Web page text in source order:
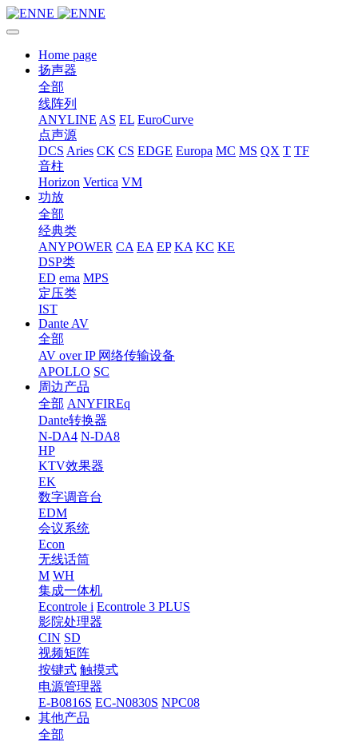
Home page
扬声器
全部
线阵列
ANYLINE AS EL EuroCurve
点声源
DCS Aries CK CS EDGE Europa MC MS QX T TF
音柱
Horizon Vertica VM
功放
全部
经典类
ANYPOWER CA EA EP KA KC KE
DSP类
ED ema MPS
定压类
IST
Dante AV
全部
AV over IP 网络传输设备
APOLLO SC
周边产品
全部 ANYFIREq
Dante转换器
N-DA4 N-DA8
HP
KTV效果器
EK
数字调音台
EDM
会议系统
Econ
无线话筒
M WH
集成一体机
Econtrole i Econtrole 3 PLUS
影院处理器
CIN SD
视频矩阵
按键式 触摸式
电源管理器
E-B0816S EC-N0830S NPC08
其他产品
全部